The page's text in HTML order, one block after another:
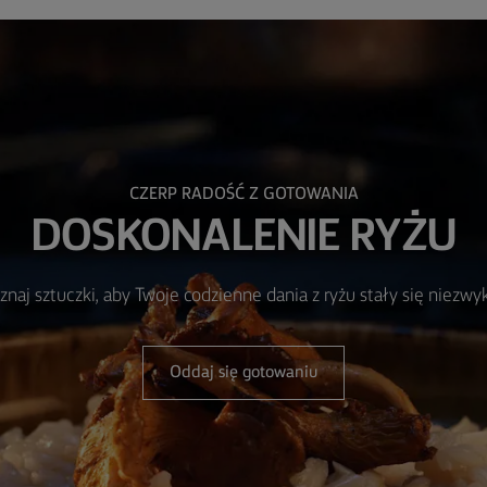
CZERP RADOŚĆ Z GOTOWANIA
DOSKONALENIE RYŻU
sztuczki, aby Twoje codzienne dania z ryżu stały się
Oddaj się gotowaniu